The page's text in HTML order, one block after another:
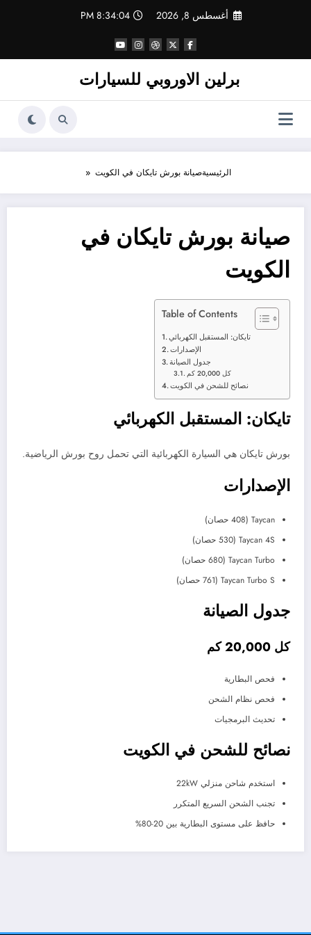
أغسطس 8, 2026 8:34:04 PM
برلين الاوروبي للسيارات
الرئيسيةصيانة بورش تايكان في الكويت
صيانة بورش تايكان في
الكويت
Table of Contents
تايكان: المستقبل الكهربائي
الإصدارات
جدول الصيانة
كل 20,000 كم
نصائح للشحن في الكويت
تايكان: المستقبل الكهربائي
بورش تايكان هي السيارة الكهربائية التي تحمل روح بورش الرياضية.
الإصدارات
Taycan (408 حصان)
Taycan 4S (530 حصان)
Taycan Turbo (680 حصان)
Taycan Turbo S (761 حصان)
جدول الصيانة
كل 20,000 كم
فحص البطارية
فحص نظام الشحن
تحديث البرمجيات
نصائح للشحن في الكويت
استخدم شاحن منزلي 22kW
تجنب الشحن السريع المتكرر
حافظ على مستوى البطارية بين 20-80%